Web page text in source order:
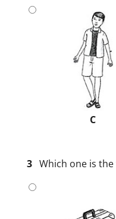
C
3Which one is the